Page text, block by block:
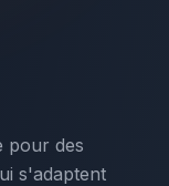
pour des
s'adaptent